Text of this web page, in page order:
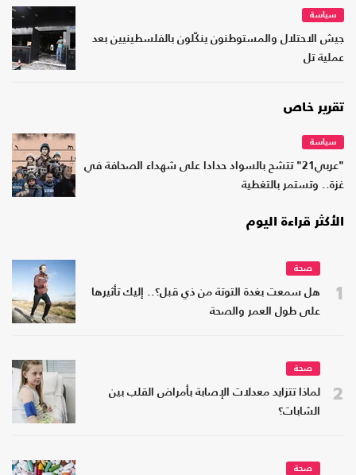
سياسة
جيش الاحتلال والمستوطنون ينكّلون بالفلسطينيين بعد
عملية تل
تقرير خاص
سياسة
"عربي21" تتشح بالسواد حدادا على شهداء الصحافة في
غزة.. وتستمر بالتغطية
الأكثر قراءة اليوم
1
صحة
هل سمعت بغدة التوتة من ذي قبل؟.. إليك تأثيرها
على طول العمر والصحة
2
صحة
لماذا تتزايد معدلات الإصابة بأمراض القلب بين
الشابات؟
صحة